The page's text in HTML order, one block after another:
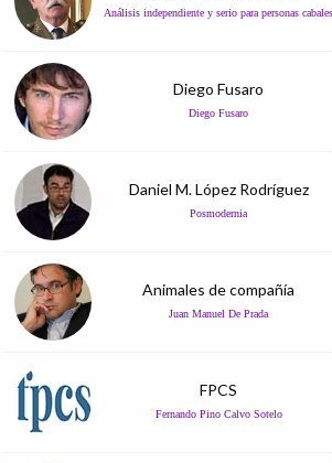
Análisis independiente y serio para personas cabales
Diego Fusaro
Diego Fusaro
Daniel M. López Rodríguez
Posmodernia
Animales de compañía
Juan Manuel De Prada
FPCS
Fernando Pino Calvo Sotelo